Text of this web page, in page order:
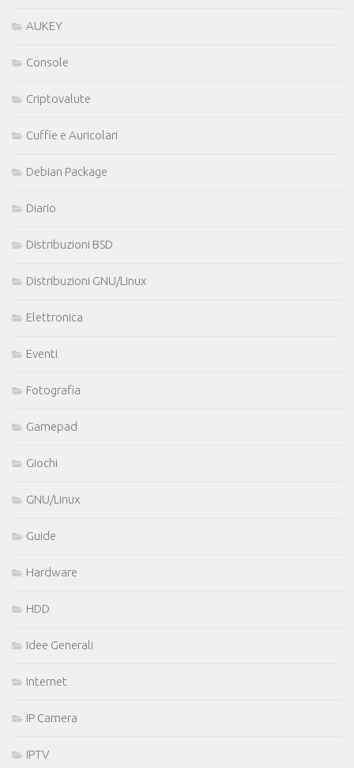
AUKEY
Console
Criptovalute
Cuffie e Auricolari
Debian Package
Diario
Distribuzioni BSD
Distribuzioni GNU/Linux
Elettronica
Eventi
Fotografia
Gamepad
Giochi
GNU/Linux
Guide
Hardware
HDD
Idee Generali
Internet
IP Camera
IPTV